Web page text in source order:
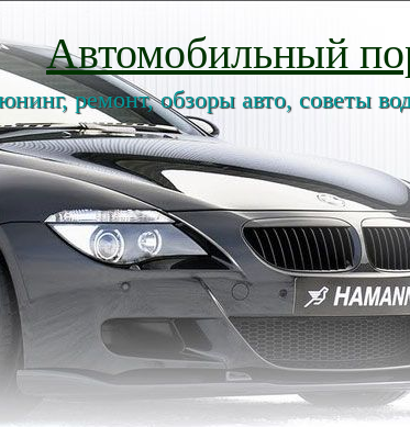
Автомобильный
ремонт, обзоры авто, советы